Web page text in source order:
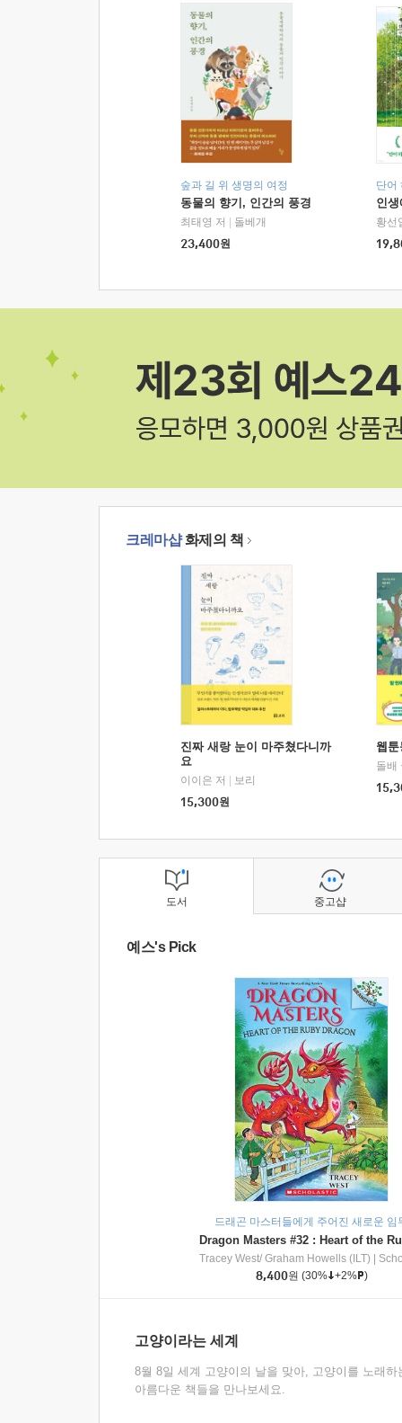
숲과 길 위 생명의 여정
동물의 향기, 인간의 풍경
최태영 저
돌베개
23,400원
단어
인
황선
크레마샵화제의 책
진짜 새랑 눈이 마주쳤다니까
요
이이은 저
보리
15,300원
웹
돌배
도서
예스's Pick
드래곤 마스터들에게 주어진 새로운 임
Tracey West/ Graham Howells (ILT)
8,400원 (30% +2% )
고양이라는 세계
8월 8일 세계 고양이의 날을 맞아, 고양이를 노래하
아름다운 책들을 만나보세요.
중고샵